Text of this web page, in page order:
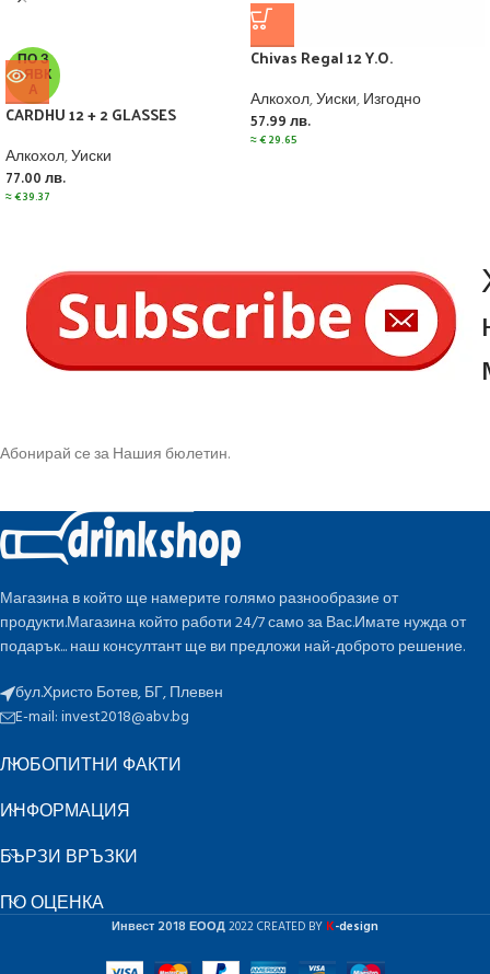
ПО З
АЯВК
А
CARDHU 12 + 2 GLASSES
Алкохол,Уиски
77.00 лв.
≈€39.37
Chivas Regal 12 Y.O.
Алкохол,Уиски,Изгодно
57.99 лв.
≈€29.65
Абонирай се за Нашия бюлетин.
Магазина в който ще намерите голямо разнообразие от
продукти.Магазина който работи 24/7 само за Вас.Имате нужда от
подарък... наш консултант ще ви предложи най-доброто решение.
бул.Христо Ботев, БГ, Плевен
E-mail:invest2018@abv.bg
ЛЮБОПИТНИ ФАКТИ
ИНФОРМАЦИЯ
БЪРЗИ ВРЪЗКИ
ПО ОЦЕНКА
Инвест 2018 ЕООД2022 CREATED BY K-design